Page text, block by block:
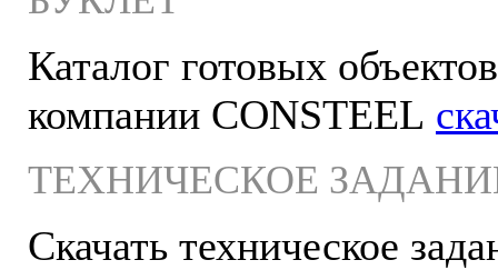
Каталог готовых объектов
компании CONSTEEL
ТЕХНИЧЕСКОЕ
Скачать техническое